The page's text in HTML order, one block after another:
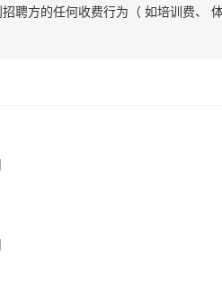
聘方的任何收费行为（ 如培训费、